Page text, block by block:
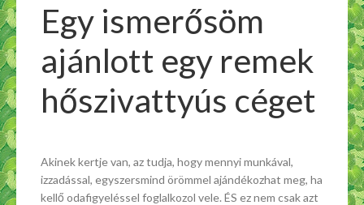
Egy ismerősöm
ajánlott egy remek
hőszivattyús céget
Akinek kertje van, az tudja, hogy mennyi munkával,
izzadással, egyszersmind örömmel ajándékozhat meg, ha
kellő odafigyeléssel foglalkozol vele. ÉS ez nem csak azt